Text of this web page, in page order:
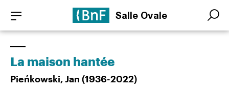
contenu
principal
Salle Ovale Search
Search
La maison hantée
Pieńkowski, Jan (1936-2022)
Panneau de gestion des cookies